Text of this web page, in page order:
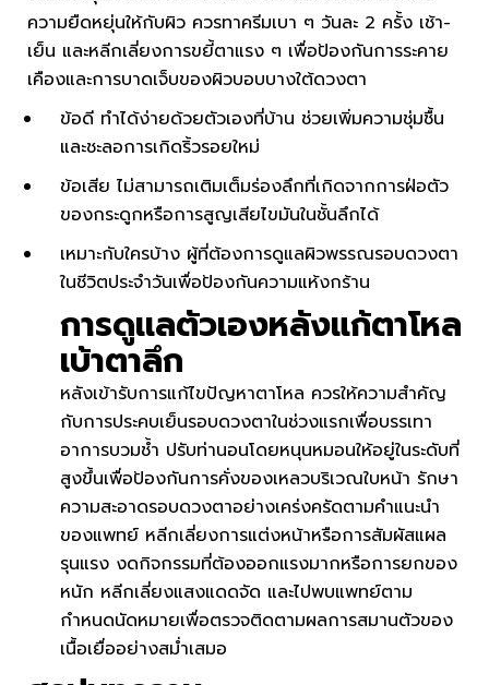
ความยืดหยุ่นให้กับผิว ควรทาครีมเบา ๆ วันละ 2 ครั้ง เช้า-
เย็น และหลีกเลี่ยงการขยี้ตาแรง ๆ เพื่อป้องกันการระคาย
เคืองและการบาดเจ็บของผิวบอบบางใต้ดวงตา
ข้อดี ทำได้ง่ายด้วยตัวเองที่บ้าน ช่วยเพิ่มความชุ่มชื้น
และชะลอการเกิดริ้วรอยใหม่
ข้อเสีย ไม่สามารถเติมเต็มร่องลึกที่เกิดจากการฝ่อตัว
ของกระดูกหรือการสูญเสียไขมันในชั้นลึกได้
เหมาะกับใครบ้าง ผู้ที่ต้องการดูแลผิวพรรณรอบดวงตา
ในชีวิตประจำวันเพื่อป้องกันความแห้งกร้าน
การดูเเลตัวเองหลังแก้ตาโหล
เบ้าตาลึก
หลังเข้ารับการแก้ไขปัญหาตาโหล ควรให้ความสำคัญ
กับการประคบเย็นรอบดวงตาในช่วงแรกเพื่อบรรเทา
อาการบวมช้ำ ปรับท่านอนโดยหนุนหมอนให้อยู่ในระดับที่
สูงขึ้นเพื่อป้องกันการคั่งของเหลวบริเวณใบหน้า รักษา
ความสะอาดรอบดวงตาอย่างเคร่งครัดตามคำแนะนำ
ของแพทย์ หลีกเลี่ยงการแต่งหน้าหรือการสัมผัสแผล
รุนแรง งดกิจกรรมที่ต้องออกแรงมากหรือการยกของ
หนัก หลีกเลี่ยงแสงแดดจัด และไปพบแพทย์ตาม
กำหนดนัดหมายเพื่อตรวจติดตามผลการสมานตัวของ
เนื้อเยื่ออย่างสม่ำเสมอ